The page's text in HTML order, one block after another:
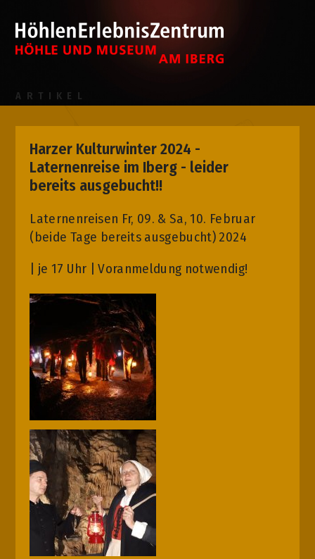
ARTIKEL
Harzer Kulturwinter 2024 -
Laternenreise im Iberg - leider
bereits ausgebucht!!
Laternenreisen Fr, 09. & Sa, 10. Februar
(beide Tage bereits ausgebucht) 2024
| je 17 Uhr | Voranmeldung notwendig!